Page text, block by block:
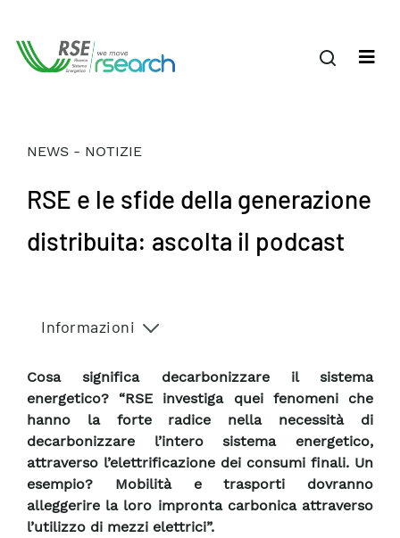
NEWS - NOTIZIE
RSE e le sfide della generazione
distribuita: ascolta il podcast
Informazioni
Cosa significa decarbonizzare il sistema
energetico? “RSE investiga quei fenomeni che
hanno la forte radice nella necessità di
decarbonizzare l’intero sistema energetico,
attraverso l’elettrificazione dei consumi finali. Un
esempio? Mobilità e trasporti dovranno
alleggerire la loro impronta carbonica attraverso
l’utilizzo di mezzi elettrici”.